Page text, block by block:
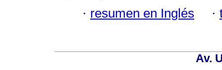
· resumen en Inglés ·
Av.